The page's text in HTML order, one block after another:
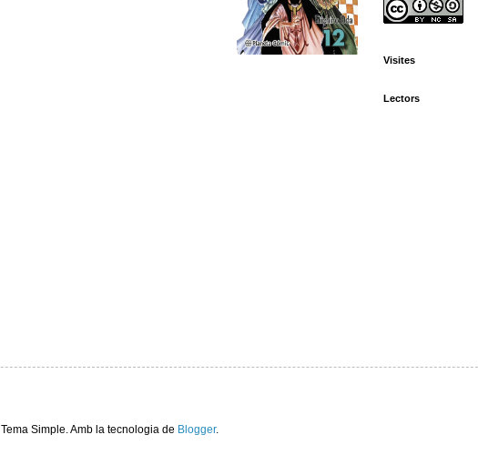
Visites
Lectors
Tema Simple. Amb la tecnologia de Blogger.